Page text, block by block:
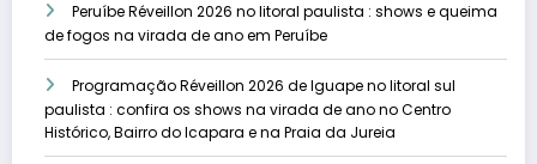
Peruíbe Réveillon 2026 no litoral paulista : shows e queima
de fogos na virada de ano em Peruíbe
Programação Réveillon 2026 de Iguape no litoral sul
paulista : confira os shows na virada de ano no Centro
Histórico, Bairro do Icapara e na Praia da Jureia